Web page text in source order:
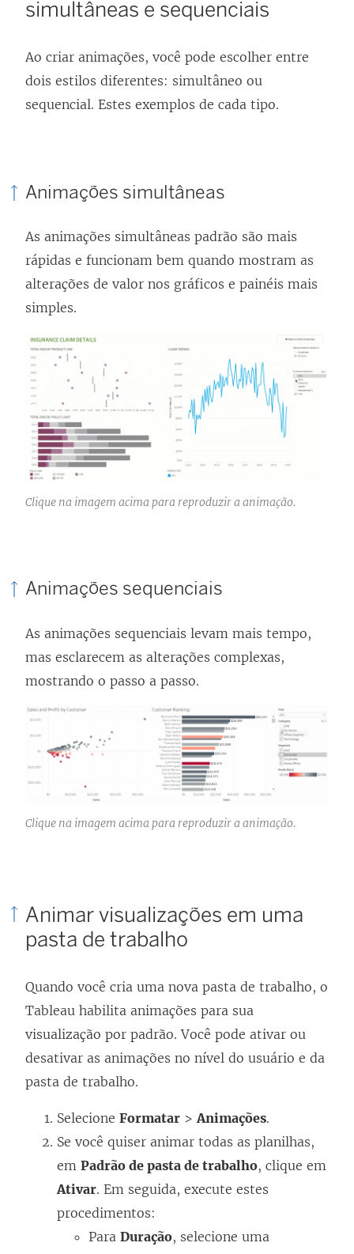
simultâneas e sequenciais
Ao criar animações, você pode escolher entre
dois estilos diferentes: simultâneo ou
sequencial. Estes exemplos de cada tipo.
Animações simultâneas
As animações simultâneas padrão são mais
rápidas e funcionam bem quando mostram as
alterações de valor nos gráficos e painéis mais
simples.
Clique na imagem acima para reproduzir a animação.
Animações sequenciais
As animações sequenciais levam mais tempo,
mas esclarecem as alterações complexas,
mostrando o passo a passo.
Clique na imagem acima para reproduzir a animação.
Animar visualizações em uma
pasta de trabalho
Quando você cria uma nova pasta de trabalho, o
Tableau habilita animações para sua
visualização por padrão. Você pode ativar ou
desativar as animações no nível do usuário e da
pasta de trabalho.
Selecione Formatar > Animações.
Se você quiser animar todas as planilhas,
em Padrão de pasta de trabalho, clique em
Ativar. Em seguida, execute estes
procedimentos:
Para Duração, selecione uma